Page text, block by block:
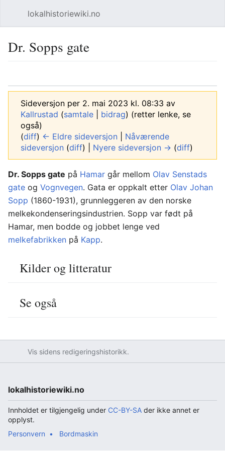
lokalhistoriewiki.no
Dr. Sopps gate
Sideversjon per 2. mai 2023 kl. 08:33 av
Kallrustad (samtale bidrag) (retter lenke, se
også)
(diff) ← Eldre sideversjon
Nåværende
sideversjon (diff) | Nyere sideversjon → (diff)
Dr. Sopps gate på Hamar går mellom Olav Senstads
gate og Vognvegen. Gata er oppkalt etter Olav Johan
Sopp (1860-1931), grunnleggeren av den norske
melkekondenseringsindustrien. Sopp var født på
Hamar, men bodde og jobbet lenge ved
melkefabrikken på Kapp.
Kilder og litteratur
Se også
Vis sidens redigeringshistorikk.
lokalhistoriewiki.no
Innholdet er tilgjengelig under CC-BY-SA der ikke annet er
opplyst.
Personvern
Bordmaskin